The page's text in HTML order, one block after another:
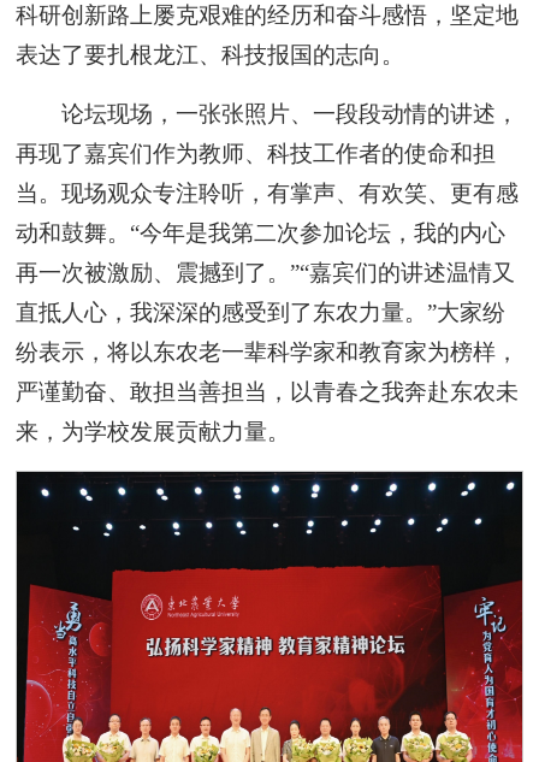
科研创新路上屡克艰难的经历和奋斗感悟，坚定地
表达了要扎根龙江、科技报国的志向。
论坛现场，一张张照片、一段段动情的讲述，
再现了嘉宾们作为教师、科技工作者的使命和担
当。现场观众专注聆听，有掌声、有欢笑、更有感
动和鼓舞。“今年是我第二次参加论坛，我的内心
再一次被激励、震撼到了。”“嘉宾们的讲述温情又
直抵人心，我深深的感受到了东农力量。”大家纷
纷表示，将以东农老一辈科学家和教育家为榜样，
严谨勤奋、敢担当善担当，以青春之我奔赴东农未
来，为学校发展贡献力量。